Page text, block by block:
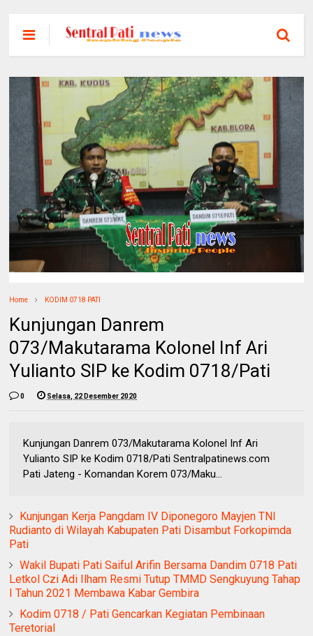
Home KODIM 0718 PATI
Kunjungan Danrem
073/Makutarama Kolonel Inf Ari
Yulianto SIP ke Kodim 0718/Pati
0 Selasa, 22 Desember 2020
Kunjungan Danrem 073/Makutarama Kolonel Inf Ari
Yulianto SIP ke Kodim 0718/Pati Sentralpatinews.com
Pati Jateng - Komandan Korem 073/Maku...
Kunjungan Kerja Pangdam IV Diponegoro Mayjen TNI
Rudianto di Wilayah Kabupaten Pati Disambut Forkopimda
Pati
Wakil Bupati Pati Saiful Arifin Bersama Dandim 0718 Pati
Letkol Czi Adi Ilham Resmi Tutup TMMD Sengkuyung Tahap
I Tahun 2021 Membawa Kabar Gembira
Kodim 0718 / Pati Gencarkan Kegiatan Pembinaan
Teretorial